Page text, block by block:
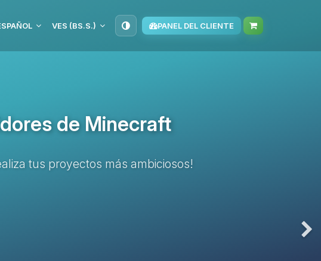
VES (BS.S.) PANEL DEL CLIENTE
de Minecraft
tus proyectos más ambiciosos!